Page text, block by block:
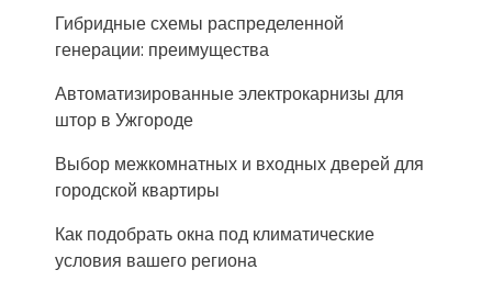
Гибридные схемы распределенной
генерации: преимущества
Автоматизированные электрокарнизы для
штор в Ужгороде
Выбор межкомнатных и входных дверей для
городской квартиры
Как подобрать окна под климатические
условия вашего региона